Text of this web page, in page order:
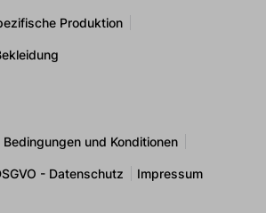
Produktion
Bedingungen und Konditionen
- Datenschutz Impressum